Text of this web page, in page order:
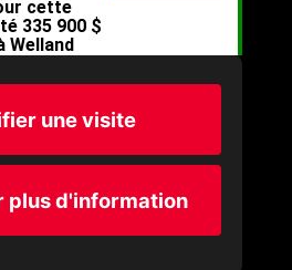
une visite
plus d'information